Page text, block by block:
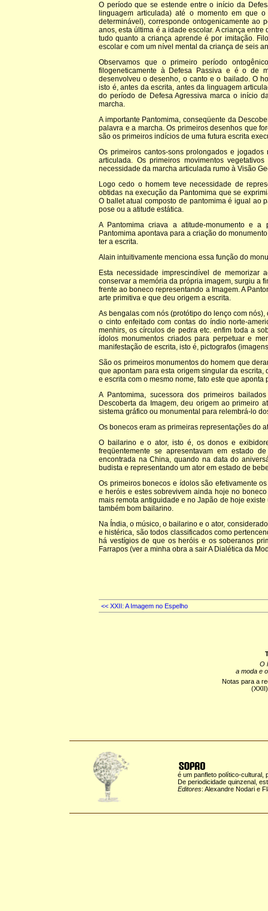
O período que se estende entre o início da
linguagem articulada) até o momento em que
determinável), corresponde ontogenicamente
anos, esta última é a idade escolar. A criança
tudo quanto a criança aprende é por imitação.
escolar e com um nível mental da criança de seis
Observamos que o primeiro período
filogeneticamente à Defesa Passiva e é o de
desenvolveu o desenho, o canto e o bailado. O
isto é, antes da escrita, antes da linguagem
do período de Defesa Agressiva marca o início
marcha.
A importante Pantomima, conseqüente da
palavra e a marcha. Os primeiros desenhos que
são os primeiros indícios de uma futura escrita
Os primeiros cantos-sons prolongados e
articulada. Os primeiros movimentos
necessidade da marcha articulada rumo à Visão
Logo cedo o homem teve necessidade de
obtidas na execução da Pantomima que se
O ballet atual composto de pantomima é igual ao
pose ou a atitude estática.
A Pantomima criava a atitude-monumento e a
Pantomima apontava para a criação do
ter a escrita.
Alain intuitivamente menciona essa função do
Esta necessidade imprescindível de
conservar a memória da própria imagem, surgiu a
frente ao boneco representando a Imagem. A
arte primitiva e que deu origem a escrita.
As bengalas com nós (protótipo do lenço com
o cinto enfeitado com contas do índio norte-
menhirs, os círculos de pedra etc. enfim toda a
ídolos monumentos criados para perpetuar e
manifestação de escrita, isto é, pictografos
São os primeiros monumentos do homem que
que apontam para esta origem singular da
e escrita com o mesmo nome, fato este que
A Pantomima, sucessora dos primeiros
Descoberta da Imagem, deu origem ao primeiro
sistema gráfico ou monumental para relembrá-lo
Os bonecos eram as primeiras representações do
O bailarino e o ator, isto é, os donos e
freqüentemente se apresentavam em estado
encontrada na China, quando na data do
budista e representando um ator em estado de
Os primeiros bonecos e ídolos são efetivamente
e heróis e estes sobrevivem ainda hoje no
mais remota antiguidade e no Japão de hoje
também bom bailarino.
Na Índia, o músico, o bailarino e o ator,
e histérica, são todos classificados como
há vestígios de que os heróis e os soberanos
Farrapos (ver a minha obra a sair A Dialética da
<< XXII: A Imagem no Espelho
O
a moda e
Notas para a
é um panfleto político-cultural,
De periodicidade quinzenal,
Editores: Alexandre Nodari e